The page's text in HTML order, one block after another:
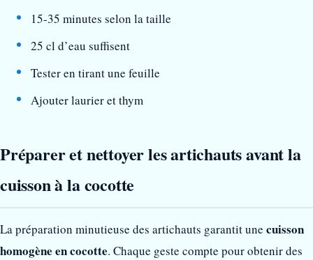
15-35 minutes selon la taille
25 cl d’eau suffisent
Tester en tirant une feuille
Ajouter laurier et thym
Préparer et nettoyer les artichauts avant la
cuisson à la cocotte
La préparation minutieuse des artichauts garantit une cuisson
homogène en cocotte. Chaque geste compte pour obtenir des